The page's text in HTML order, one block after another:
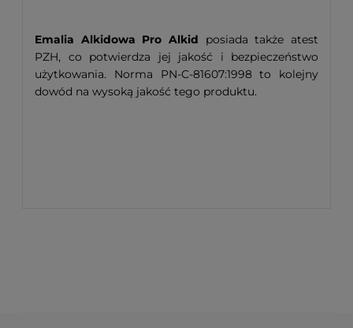
Emalia Alkidowa Pro Alkid posiada także atest
PZH, co potwierdza jej jakość i bezpieczeństwo
użytkowania. Norma PN-C-81607:1998 to kolejny
dowód na wysoką jakość tego produktu.